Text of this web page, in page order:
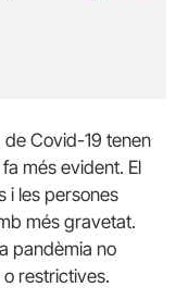
Covid-19 tenen
més evident. El
i les persones
més gravetat.
pandèmia no
restrictives.